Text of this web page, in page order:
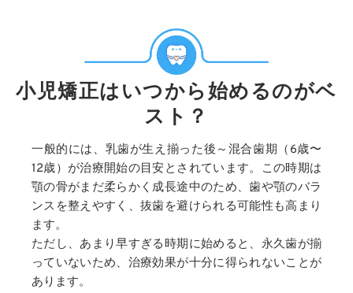
小児矯正はいつから始めるのがベ
スト？
一般的には、乳歯が生え揃った後～混合歯期（6歳〜
12歳）が治療開始の目安とされています。この時期は
顎の骨がまだ柔らかく成長途中のため、歯や顎のバラ
ンスを整えやすく、抜歯を避けられる可能性も高まり
ます。
ただし、あまり早すぎる時期に始めると、永久歯が揃
っていないため、治療効果が十分に得られないことが
あります。